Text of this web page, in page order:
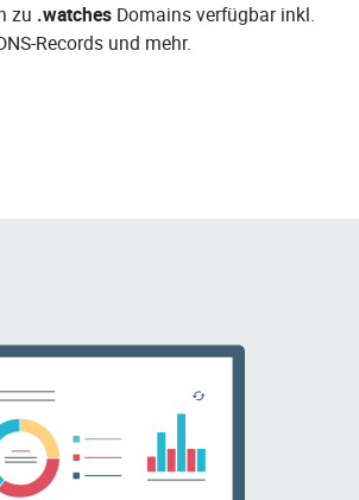
zu .watchesDomains verfügbar inkl.
Records und mehr.